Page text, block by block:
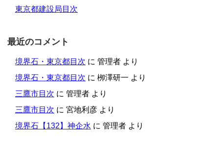
東京都建設局目次
最近のコメント
境界石・東京都目次 に 管理者 より
境界石・東京都目次 に 栁澤研一 より
三鷹市目次 に 管理者 より
三鷹市目次 に 宮地利彦 より
境界石【132】神企水 に 管理者 より